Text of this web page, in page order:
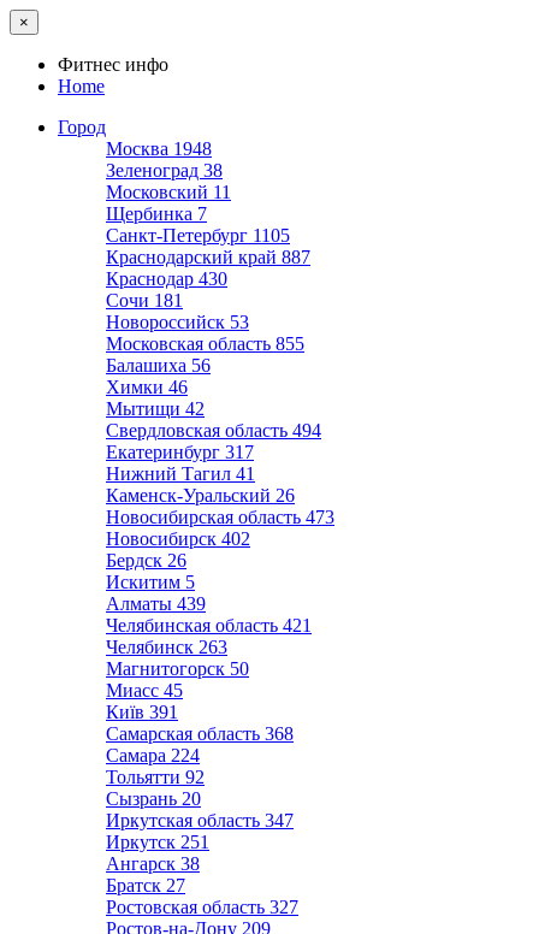
×
Фитнес инфо
Home
Город
Москва 1948
Зеленоград 38
Московский 11
Щербинка 7
Санкт-Петербург 1105
Краснодарский край 887
Краснодар 430
Сочи 181
Новороссийск 53
Московская область 855
Балашиха 56
Химки 46
Мытищи 42
Свердловская область 494
Екатеринбург 317
Нижний Тагил 41
Каменск-Уральский 26
Новосибирская область 473
Новосибирск 402
Бердск 26
Искитим 5
Алматы 439
Челябинская область 421
Челябинск 263
Магнитогорск 50
Миасс 45
Київ 391
Самарская область 368
Самара 224
Тольятти 92
Сызрань 20
Иркутская область 347
Иркутск 251
Ангарск 38
Братск 27
Ростовская область 327
Ростов-на-Дону 209